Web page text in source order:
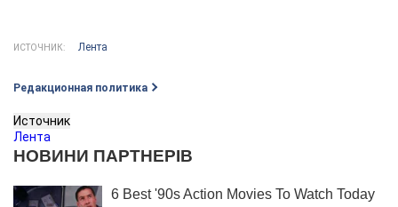
ИСТОЧНИК: Лента
Редакционная политика
Источник
Лента